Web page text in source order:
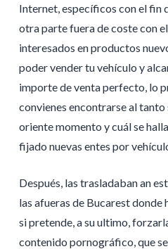
Internet, específicos con el fin
otra parte fuera de coste con
interesados en productos
poder vender tu vehículo y
importe de venta perfecto, lo
convienes encontrarse al
oriente momento y cuál se
fijado nuevas entes por
Después, las trasladaban an
las afueras de Bucarest donde
si pretende, a su ultimo,
contenido pornográfico, que